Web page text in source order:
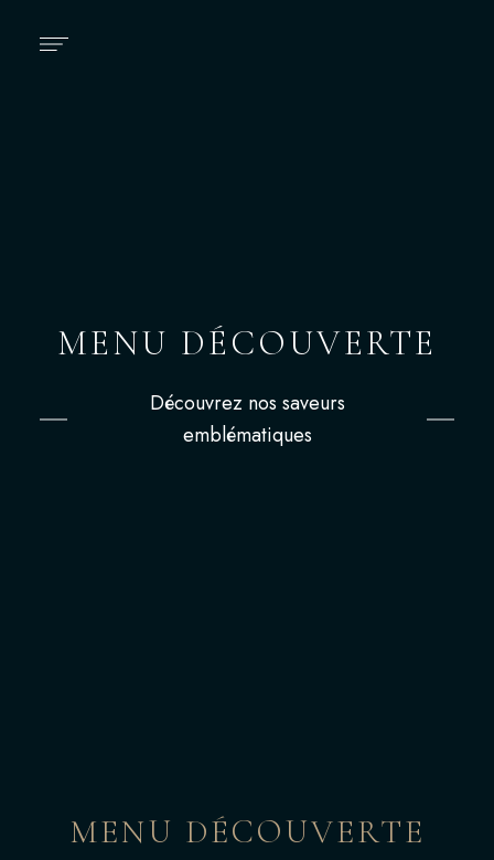
MENU DÉCOUVERTE
Découvrez nos saveurs
emblématiques
MENU DÉCOUVERTE